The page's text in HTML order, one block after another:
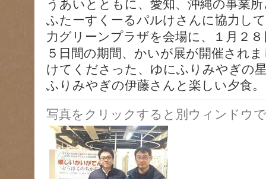
うあいとともに、愛知、沖縄の事業
ふたーすくーるパルけさんに協力し
力グリーンプラザを会場に、
１月２
５日間の期間、かいが展が開催され
けてくださった、ゆにふりみやぎの
ふりみやぎの伊藤さんと楽しい夕食。
写真をクリックすると別ウィンドウ